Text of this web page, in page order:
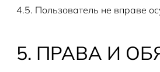
4.5. Пользователь не вправе
5. ПРАВА И